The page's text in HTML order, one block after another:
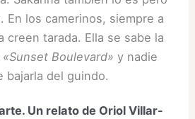
En los camerinos, siempre a
creen tarada. Ella se sabe la
«Sunset Boulevard» y nadie
bajarla del guindo.
Un relato de Oriol Villar-